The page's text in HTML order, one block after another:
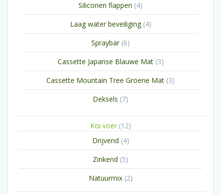
Siliconen flappen 44
producten
Laag water beveiliging 44
producten
Spraybar 66
producten
Cassette Japanse Blauwe Mat 33
producten
Cassette Mountain Tree Groene Mat 33
producten
Deksels 77
Koi voer 1212
Drijvend 44
producten
Zinkend 55
producten
Natuurmix 22